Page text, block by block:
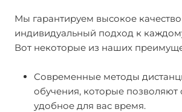
Мы гарантируем высокое
индивидуальный подход к
Вот некоторые из наших
Современные методы
обучения, которые позволяют
удобное для вас время.